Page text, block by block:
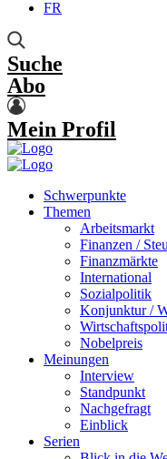
FR
Suche
Abo
Mein Profil
Schwerpunkte
Themen
Arbeitsmarkt
Finanzen /
Finanzmärkte
International
Sozialpolitik
Konjunktur /
Nobelpreis
Meinungen
Interview
Standpunkt
Nachgefragt
Einblick
Serien